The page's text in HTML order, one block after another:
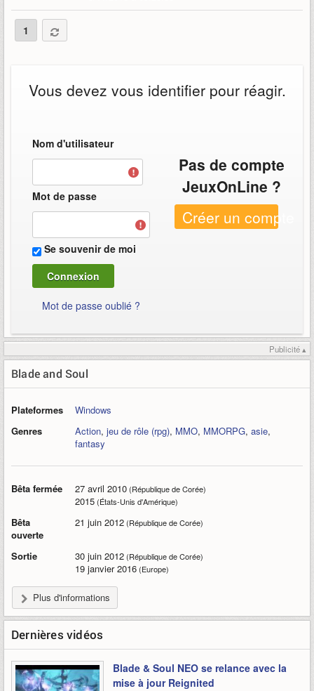
1
Vous devez vous identifier pour réagir.
Nom d'utilisateur
Mot de passe
Se souvenir de moi
Mot de passe oublié ?
Pas de compte
JeuxOnLine ?
Créer un compte
Publicité ▴
Blade and Soul
Plateformes
Windows
Genres
Action, jeu de rôle (rpg), MMO, MMORPG, asie,
fantasy
Bêta fermée 27 avril 2010(République de Corée)
2015(États-Unis d'Amérique)
Bêta
ouverte
21 juin 2012(République de Corée)
Sortie 30 juin 2012(République de Corée)
19 janvier 2016(Europe)
Plus d'informations
Dernières vidéos
Blade & Soul NEO se relance avec la
mise à jour Reignited